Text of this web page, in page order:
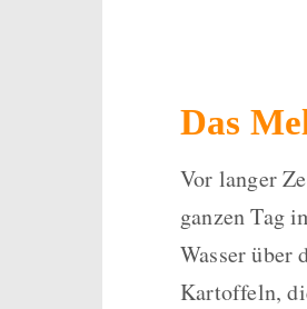
Das
Vor langer
ganzen Tag
Wasser über
Kartoffeln,